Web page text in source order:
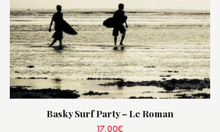
Basky Surf Party – Le Roman
17,00€